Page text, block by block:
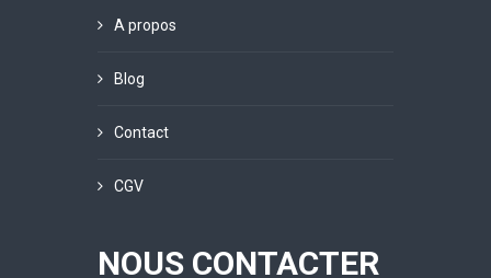
A propos
Blog
Contact
CGV
NOUS CONTACTER